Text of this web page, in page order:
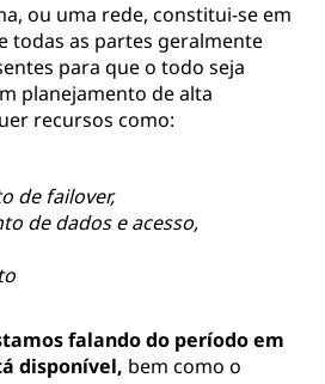
ou uma rede, constitui-se em
todas as partes geralmente
para que o todo seja
planejamento de alta
recursos como:
de failover,
de dados e acesso,
falando do período em
disponível, bem como o